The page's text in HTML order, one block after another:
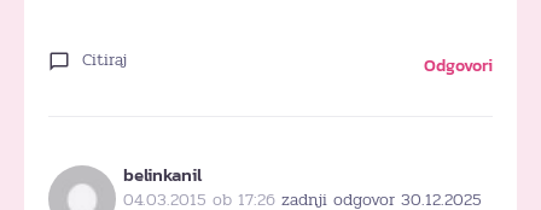
Citiraj Odgovori
belinkanil
04.03.2015 ob 17:26 zadnji odgovor 30.12.2025